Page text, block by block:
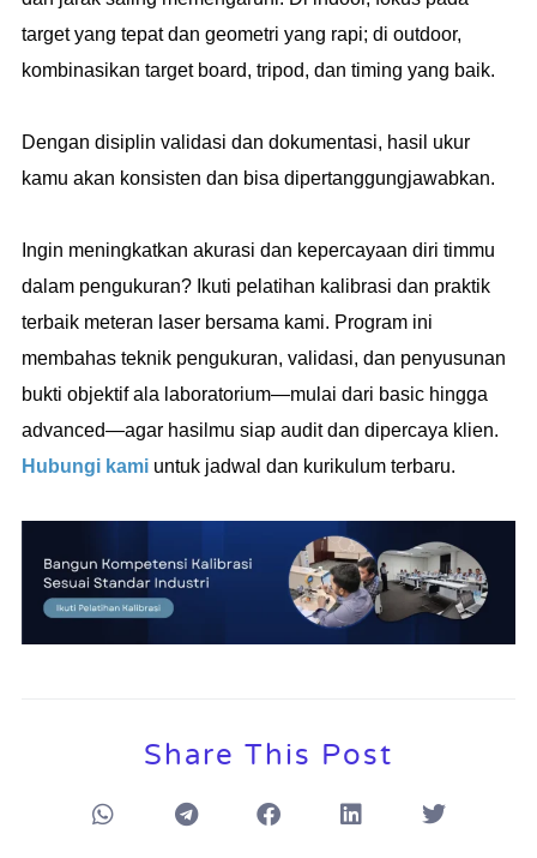
target yang tepat dan geometri yang rapi; di outdoor,
kombinasikan target board, tripod, dan timing yang baik.
Dengan disiplin validasi dan dokumentasi, hasil ukur
kamu akan konsisten dan bisa dipertanggungjawabkan.
Ingin meningkatkan akurasi dan kepercayaan diri timmu
dalam pengukuran? Ikuti pelatihan kalibrasi dan praktik
terbaik meteran laser bersama kami. Program ini
membahas teknik pengukuran, validasi, dan penyusunan
bukti objektif ala laboratorium—mulai dari basic hingga
advanced—agar hasilmu siap audit dan dipercaya klien.
Hubungi kami untuk jadwal dan kurikulum terbaru.
Share This Post